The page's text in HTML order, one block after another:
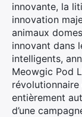
innovante, la
innovation
animaux
innovant dans
intelligents,
Meowgic Pod
entièrement
d’une